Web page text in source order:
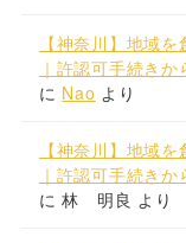
【神奈川】地域
｜許認可手続き
に Nao より
【神奈川】地域
｜許認可手続き
に林 明良 より